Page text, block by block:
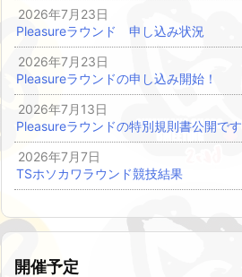
2026年7月23日
Pleasureラウンド 申し込み状況
2026年7月23日
Pleasureラウンドの申し込み開始！
2026年7月13日
Pleasureラウンドの特別規則書公開です
2026年7月7日
TSホソカワラウンド競技結果
開催予定